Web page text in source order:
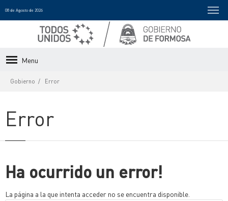
08 de Agosto de 2026
Menu
Gobierno Error
Error
Ha ocurrido un error!
La página a la que intenta acceder no se encuentra disponible.